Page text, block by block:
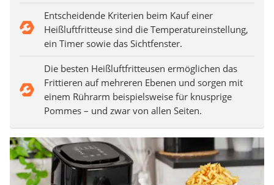
Entscheidende Kriterien beim Kauf einer
Heißluftfritteuse sind die Temperatureinstellung,
ein Timer sowie das Sichtfenster.
Die besten Heißluftfritteusen ermöglichen das
Frittieren auf mehreren Ebenen und sorgen mit
einem Rührarm beispielsweise für knusprige
Pommes – und zwar von allen Seiten.